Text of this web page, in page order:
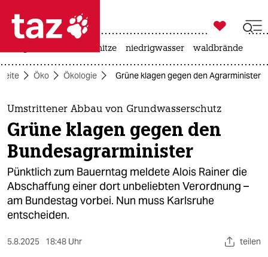
 taz zahl ich
taz zahl ich
themen
politik
öko
gesellschaft
kultur
sport

taz zahl ich
hitze niedrigwasser waldbrände
Öko Ökologie Grüne klagen gegen den Agrarminister
Umstrittener Abbau von Grundwasserschutz
Grüne klagen gegen den
Bundesagrarminister
Pünktlich zum Bauerntag meldete Alois Rainer die
Abschaffung einer dort unbeliebten Verordnung –
am Bundestag vorbei. Nun muss Karlsruhe
entscheiden.
5.8.2025 18:48 Uhr teilen